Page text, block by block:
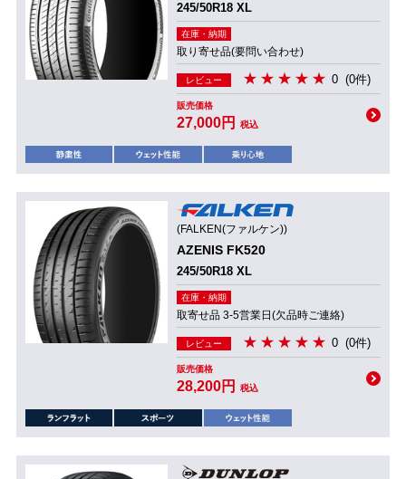
245/50R18 XL
在庫・納期
取り寄せ品(要問い合わせ)
レビュー 0 (0件)
販売価格
27,000円 税込
(FALKEN(ファルケン))
AZENIS FK520
245/50R18 XL
在庫・納期
取寄せ品 3-5営業日(欠品時ご連絡)
レビュー 0 (0件)
販売価格
28,200円 税込